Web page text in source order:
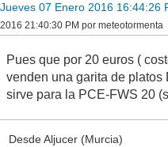
Jueves 07 Enero 2016 16:44:26
2016 21:40:30 PM por meteotormenta
Pues que por 20 euros (
venden una garita de
sirve para la PCE-FWS 20
Desde Aljucer (Murcia)